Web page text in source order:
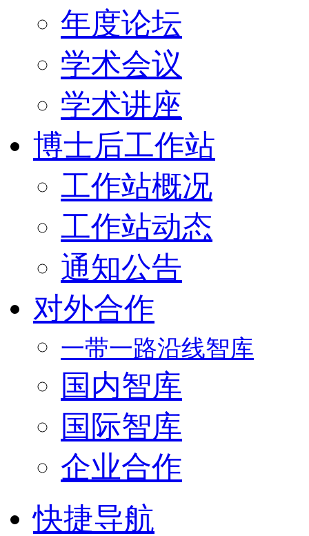
年度论坛
学术会议
学术讲座
博士后工作站
工作站概况
工作站动态
通知公告
对外合作
一带一路沿线智库
国内智库
国际智库
企业合作
快捷导航